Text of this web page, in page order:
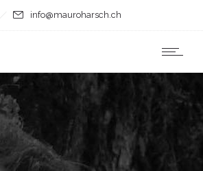
info@mauroharsch.ch